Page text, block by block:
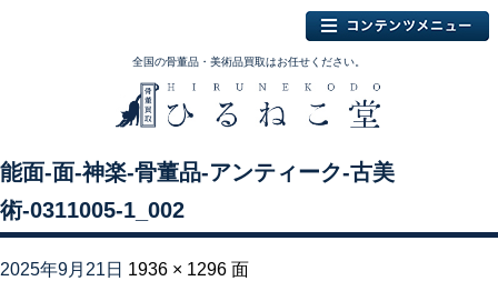
全国の骨董品・美術品買取はお任せください。
能面-面-神楽-骨董品-アンティーク-古美
術-0311005-1_002
2025年9月21日 1936 × 1296 面